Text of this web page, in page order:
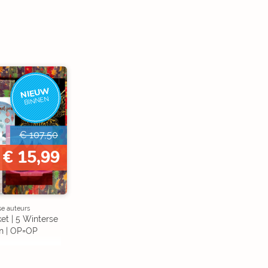
NIEUW
BINNEN
€ 107,50
€ 15,99
auteurs
| 5 Winterse
| OP=OP